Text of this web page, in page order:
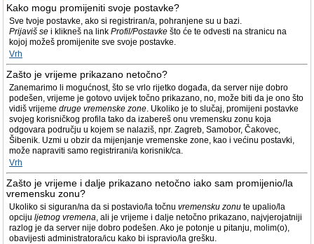
Kako mogu promijeniti svoje postavke?
Sve tvoje postavke, ako si registriran/a, pohranjene su u bazi.
Prijaviš se i klikneš na link Profil/Postavke što će te odvesti na stranicu na
kojoj možeš promijenite sve svoje postavke.
Vrh
Zašto je vrijeme prikazano netočno?
Zanemarimo li mogućnost, što se vrlo rijetko događa, da server nije dobro
podešen, vrijeme je gotovo uvijek točno prikazano, no, može biti da je ono što
vidiš vrijeme druge vremenske zone. Ukoliko je to slučaj, promijeni postavke
svojeg korisničkog profila tako da izabereš onu vremensku zonu koja
odgovara području u kojem se nalaziš, npr. Zagreb, Samobor, Čakovec,
Šibenik. Uzmi u obzir da mijenjanje vremenske zone, kao i većinu postavki,
može napraviti samo registrirani/a korisnik/ca.
Vrh
Zašto je vrijeme i dalje prikazano netočno iako sam promijenio/la
vremensku zonu?
Ukoliko si siguran/na da si postavio/la točnu vremensku zonu te upalio/la
opciju ljetnog vremena, ali je vrijeme i dalje netočno prikazano, najvjerojatniji
razlog je da server nije dobro podešen. Ako je potonje u pitanju, molim(o),
obavijesti administratora/icu kako bi ispravio/la grešku.